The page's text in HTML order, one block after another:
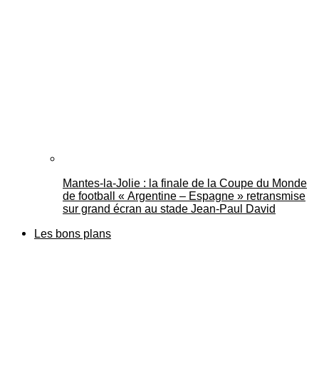
Mantes-la-Jolie : la finale de la Coupe du Monde
de football « Argentine – Espagne » retransmise
sur grand écran au stade Jean-Paul David
Les bons plans